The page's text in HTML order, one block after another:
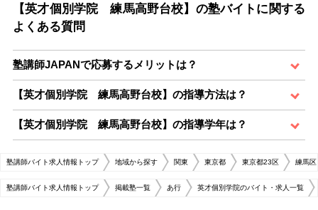
【英才個別学院 練馬高野台校】の塾バイトに関する
よくある質問
塾講師JAPANで応募するメリットは？
【英才個別学院 練馬高野台校】の指導方法は？
【英才個別学院 練馬高野台校】の指導学年は？
塾講師バイト求人情報トップ 地域から探す 関東 東京都 東京都23区 練馬区
塾講師バイト求人情報トップ 掲載塾一覧 あ行 英才個別学院のバイト・求人一覧